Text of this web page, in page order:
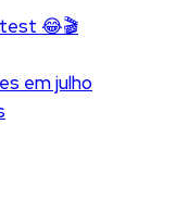
😂🎬
em julho